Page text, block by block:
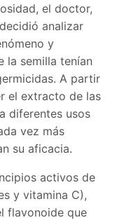
el doctor,
analizar
y
la semilla tenían
A partir
el extracto de las
diferentes usos
vez más
su aficacia.
activos de
y vitamina C),
flavonoide que